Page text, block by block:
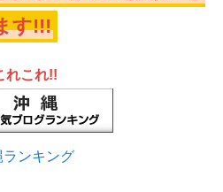
す!!!
れこれ!!
ランキング